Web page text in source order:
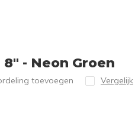
- Neon Groen
toevoegen Vergelijk